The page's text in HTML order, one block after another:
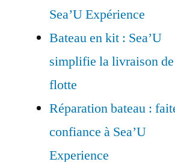
Sea’U Expérience
Bateau en kit : Sea’U
simplifie la livraison
flotte
Réparation bateau :
confiance à Sea’U
Experience